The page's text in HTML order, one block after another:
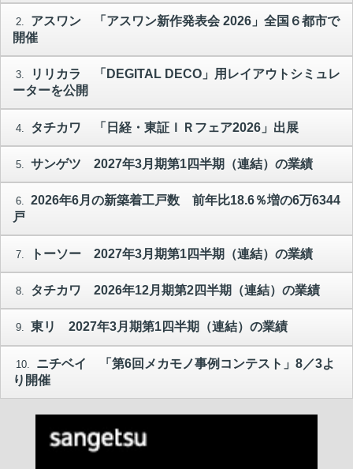
2.
アスワン 「アスワン新作発表会 2026」全国６都市で
開催
3.
リリカラ 「DEGITAL DECO」用レイアウトシミュレ
ーターを公開
4. タチカワ 「日経・東証ＩＲフェア2026」出展
5. サンゲツ 2027年3月期第1四半期（連結）の業績
6. 2026年6月の新築着工戸数 前年比18.6％増の6万6344
戸
7. トーソー 2027年3月期第1四半期（連結）の業績
8. タチカワ 2026年12月期第2四半期（連結）の業績
9. 東リ 2027年3月期第1四半期（連結）の業績
10.
ニチベイ 「第6回メカモノ事例コンテスト」8／3よ
り開催